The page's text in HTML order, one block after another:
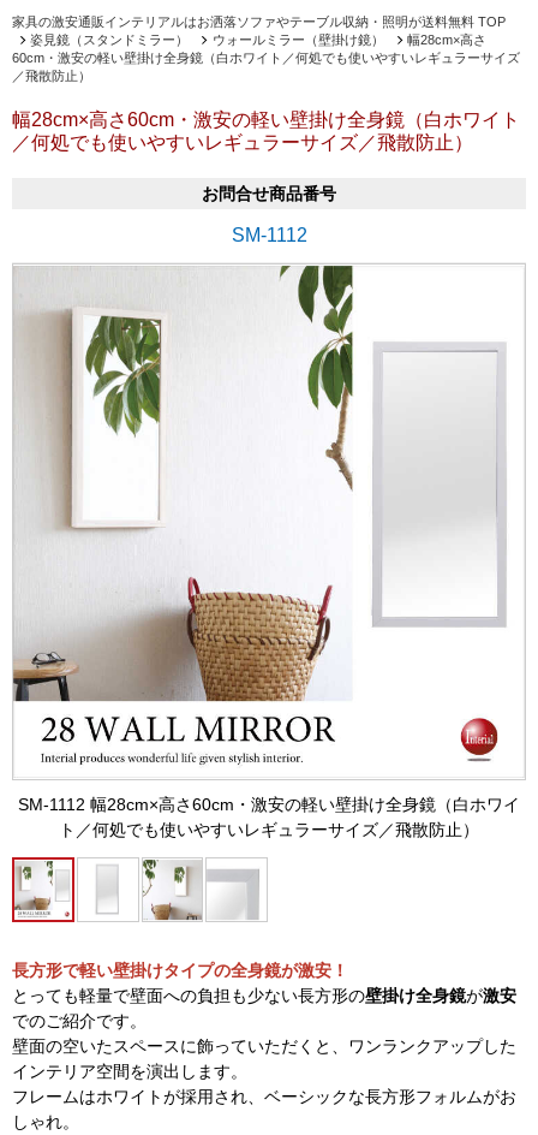
家具の激安通販インテリアルはお洒落ソファやテーブル収納・照明が送料無料 TOP
姿見鏡（スタンドミラー）
ウォールミラー（壁掛け鏡）
幅28cm×高さ
60cm・激安の軽い壁掛け全身鏡（白ホワイト／何処でも使いやすいレギュラーサイズ
／飛散防止）
幅28cm×高さ60cm・激安の軽い壁掛け全身鏡（白ホワイト
／何処でも使いやすいレギュラーサイズ／飛散防止）
お問合せ商品番号
SM-1112
SM-1112 幅28cm×高さ60cm・激安の軽い壁掛け全身鏡（白ホワイ
ト／何処でも使いやすいレギュラーサイズ／飛散防止）
長方形で軽い壁掛けタイプの全身鏡が激安！
とっても軽量で壁面への負担も少ない長方形の壁掛け全身鏡が激安
でのご紹介です。
壁面の空いたスペースに飾っていただくと、ワンランクアップした
インテリア空間を演出します。
フレームはホワイトが採用され、ベーシックな長方形フォルムがお
しゃれ。